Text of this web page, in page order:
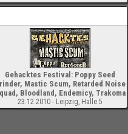
Gehacktes Festival: Poppy Seed
Mastic Scum, Retarded Noise
Bloodland, Endemicy, Trakoma
23.12.2010 - Leipzig, Halle 5